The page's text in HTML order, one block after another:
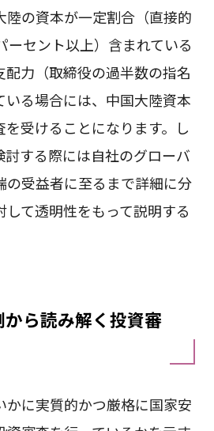
陸の資本が一定割合（直接的
ーセント以上）含まれている
力（取締役の過半数の指名
いる場合には、中国大陸資本
を受けることになります。し
討する際には自社のグローバ
の受益者に至るまで詳細に分
て透明性をもって説明する
ら読み解く投資審
かに実質的かつ厳格に国家安